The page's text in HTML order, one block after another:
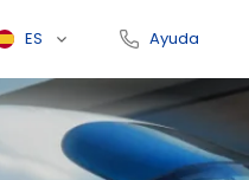
ES Ayuda